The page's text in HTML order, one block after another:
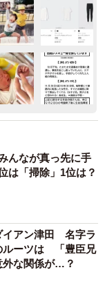
んなが真っ先に手
は「掃除」1位は？
イアン津田 名字ラ
ルーツは 「豊臣兄
外な関係が…？